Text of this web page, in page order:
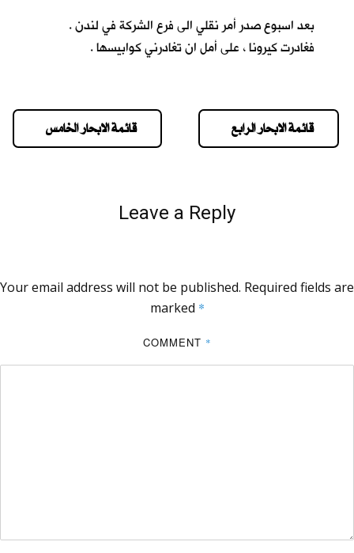
بعد اسبوع صدر أمر نقلي الى فرع الشركة في لندن .
فغادرت كيرونا ، على أمل ان تغادرني كوابيسها .
قائمة الابحار الخامس قائمة الابحار الرابع
Leave a Reply
Your email address will not be published. Required fields are
marked *
COMMENT *